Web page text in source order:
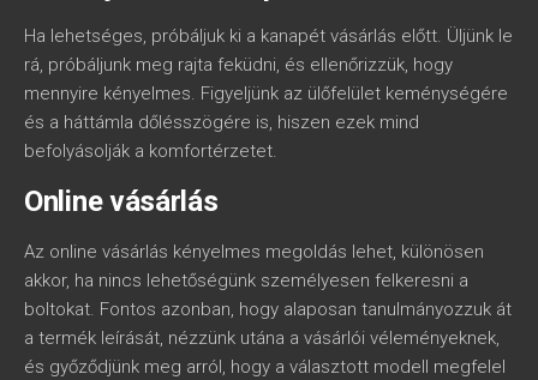
Ha lehetséges, próbáljuk ki a kanapét vásárlás előtt. Üljünk le
rá, próbáljunk meg rajta feküdni, és ellenőrizzük, hogy
mennyire kényelmes. Figyeljünk az ülőfelület keménységére
és a háttámla dőlésszögére is, hiszen ezek mind
befolyásolják a komfortérzetet.
Online vásárlás
Az online vásárlás kényelmes megoldás lehet, különösen
akkor, ha nincs lehetőségünk személyesen felkeresni a
boltokat. Fontos azonban, hogy alaposan tanulmányozzuk át
a termék leírását, nézzünk utána a vásárlói véleményeknek,
és győződjünk meg arról, hogy a választott modell megfelel